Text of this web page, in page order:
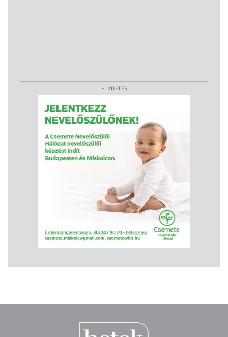
HIRDETÉS